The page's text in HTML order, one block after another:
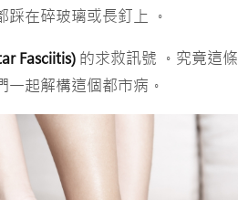
在碎玻璃或長釘上 。
Fasciitis) 的求救訊號 。究竟這條
一起解構這個都市病。